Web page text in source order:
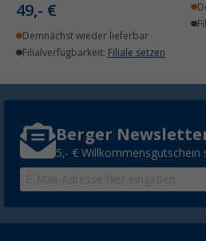
49,- €
Demnächst wieder lieferbar
Filialverfügbarkeit: Filiale setzen
Berger
5,- € Willkommensgutschein